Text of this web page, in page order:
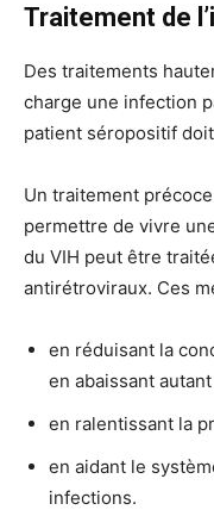
Traitement de
Des traitements
charge une infection
patient séropositif
Un traitement
permettre de vivre
du VIH peut être
antirétroviraux. Ces
en réduisant la
en abaissant
en ralentissant la
en aidant le
infections.